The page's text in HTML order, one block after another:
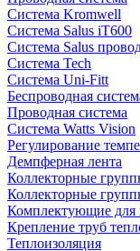
Система Kromwell
Система Salus iT600
Система Salus
Система Tech
Система Uni-Fitt
Беспроводная
Проводная система
Система Watts Vision
Регулирование
Демпферная лента
Коллекторные
Коллекторные
Комплектующие для
Крепление труб
Теплоизоляция